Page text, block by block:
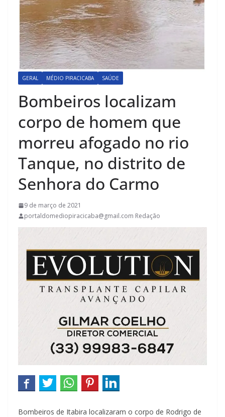
GERAL MÉDIO PIRACICABA SAÚDE
Bombeiros localizam
corpo de homem que
morreu afogado no rio
Tanque, no distrito de
Senhora do Carmo
9 de março de 2021
portaldomediopiracicaba@gmail.com Redação
Bombeiros de Itabira localizaram o corpo de Rodrigo de